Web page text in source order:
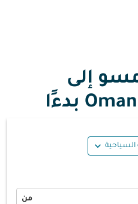
إلى
expand_more
من